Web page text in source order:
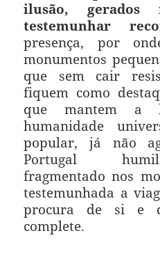
ilusão,
testemunhar
presença, por
monumentos
que sem cair
fiquem como
que mantem a
humanidade
popular, já não
Portugal
fragmentado nos
testemunhada a
procura de si e
complete.